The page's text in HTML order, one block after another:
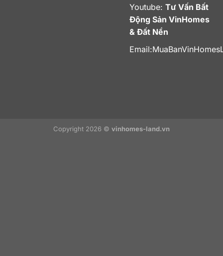
Youtube: Tư Vấn Bất
Động Sản VinHomes
& Đất Nền
Email:
Copyright 2026 © vinhomes-land.vn